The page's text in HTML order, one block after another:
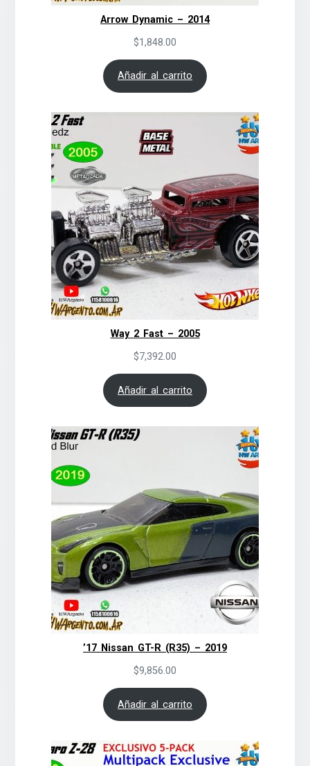
Arrow Dynamic – 2014
$1,848.00
Añadir al carrito
Way 2 Fast – 2005
$7,392.00
Añadir al carrito
’17 Nissan GT-R (R35) – 2019
$9,856.00
Añadir al carrito